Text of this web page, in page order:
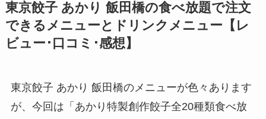
東京餃子 あかり 飯田橋の食べ放題で注文
できるメニューとドリンクメニュー【レ
ビュー･口コミ･感想】
東京餃子 あかり 飯田橋のメニューが色々あります
が、今回は「あかり特製創作餃子全20種類食べ放